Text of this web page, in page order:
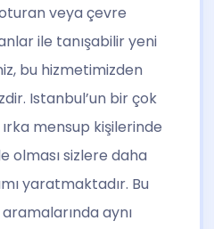
veya çevre
ile tanışabilir yeni
bu hizmetimizden
Istanbul’un bir çok
mensup kişilerinde
olması sizlere daha
yaratmaktadır. Bu
aynı